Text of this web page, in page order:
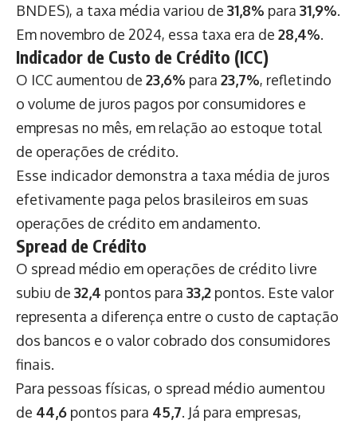
BNDES), a taxa média variou de 31,8% para 31,9%.
Em novembro de 2024, essa taxa era de 28,4%.
Indicador de Custo de Crédito (ICC)
O ICC aumentou de 23,6% para 23,7%, refletindo
o volume de juros pagos por consumidores e
empresas no mês, em relação ao estoque total
de operações de crédito.
Esse indicador demonstra a taxa média de juros
efetivamente paga pelos brasileiros em suas
operações de crédito em andamento.
Spread de Crédito
O spread médio em operações de crédito livre
subiu de 32,4 pontos para 33,2 pontos. Este valor
representa a diferença entre o custo de captação
dos bancos e o valor cobrado dos consumidores
finais.
Para pessoas físicas, o spread médio aumentou
de 44,6 pontos para 45,7. Já para empresas,